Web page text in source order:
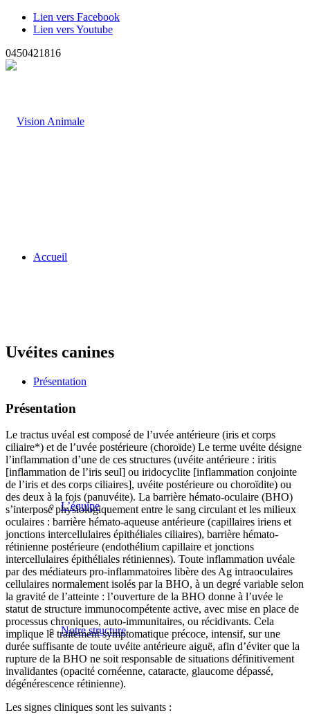
Lien vers Facebook
Lien vers Youtube
0450421816
Accueil
Présentation
L’équipe
Notre structure
Uvéites canines
Présentation
Le tractus uvéal est composé de l’uvée antérieure (iris et corps
ciliaire*) et de l’uvée postérieure (choroïde) Le terme uvéite désigne
l’inflammation d’une de ces structures (uvéite antérieure : iritis
[inflammation de l’iris seul] ou iridocyclite [inflammation conjointe
de l’iris et des corps ciliaires], uvéite postérieure ou choroïdite) ou
des deux à la fois (panuvéite). La barrière hémato-oculaire (BHO)
s’interpose physiologiquement entre le sang circulant et les milieux
oculaires : barrière hémato-aqueuse antérieure (capillaires iriens et
jonctions intercellulaires épithéliales ciliaires), barrière hémato-
rétinienne postérieure (endothélium capillaire et jonctions
intercellulaires épithéliales rétiniennes). Toute inflammation uvéale
par des médiateurs pro-inflammatoires libère des Ag intraoculaires
cellulaires normalement isolés par la BHO, à un degré variable selon
la gravité de l’atteinte : l’ouverture de la BHO donne à l’uvée le
statut de structure immunocompétente active, avec mise en place de
processus chroniques, auto-immunitaires, ou récidivants. Cela
implique le traitement symptomatique précoce, intensif, sur une
durée suffisante de toute uvéite antérieure aiguë, afin d’éviter que la
rupture de la BHO ne soit responsable de situations définitivement
invalidantes (opacité cornéenne, cataracte, glaucome dépassé,
dégénérescence rétinienne).
Les signes cliniques sont les suivants :